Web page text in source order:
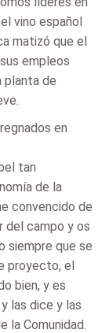
vino español
matizó que el
empleos
planta de
en
tan
de la
convencido de
del campo y os
siempre que se
proyecto, el
bien, y es
las dice y las
la Comunidad.